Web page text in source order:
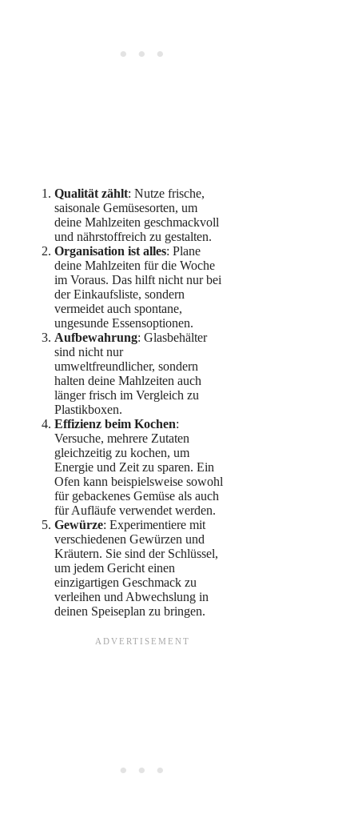
Qualität zählt: Nutze frische,
saisonale Gemüsesorten, um
deine Mahlzeiten geschmackvoll
und nährstoffreich zu gestalten.
Organisation ist alles: Plane
deine Mahlzeiten für die Woche
im Voraus. Das hilft nicht nur bei
der Einkaufsliste, sondern
vermeidet auch spontane,
ungesunde Essensoptionen.
Aufbewahrung: Glasbehälter
sind nicht nur
umweltfreundlicher, sondern
halten deine Mahlzeiten auch
länger frisch im Vergleich zu
Plastikboxen.
Effizienz beim Kochen:
Versuche, mehrere Zutaten
gleichzeitig zu kochen, um
Energie und Zeit zu sparen. Ein
Ofen kann beispielsweise sowohl
für gebackenes Gemüse als auch
für Aufläufe verwendet werden.
Gewürze: Experimentiere mit
verschiedenen Gewürzen und
Kräutern. Sie sind der Schlüssel,
um jedem Gericht einen
einzigartigen Geschmack zu
verleihen und Abwechslung in
deinen Speiseplan zu bringen.